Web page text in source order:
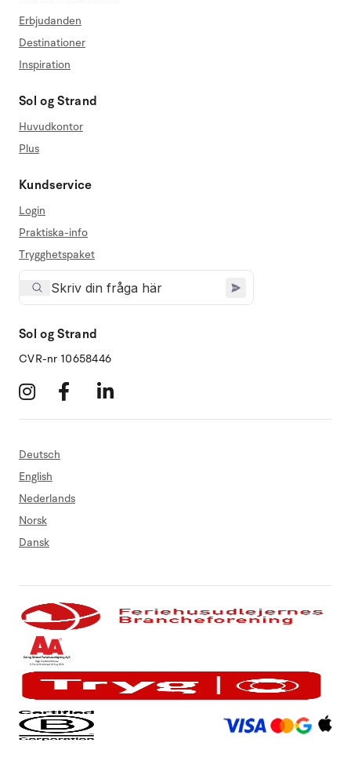
Erbjudanden
Destinationer
Inspiration
Sol og Strand
Huvudkontor
Plus
Kundservice
Login
Praktiska-info
Trygghetspaket
Sol og Strand
CVR-nr 10658446
Deutsch
English
Nederlands
Norsk
Dansk